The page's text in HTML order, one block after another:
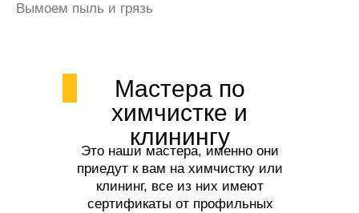
Избавим от пыли
Мастера по
химчистке и
клинингу
Это наши мастера, именно они
приедут к вам на химчистку или
клининг, все из них имеют
сертификаты от профильных